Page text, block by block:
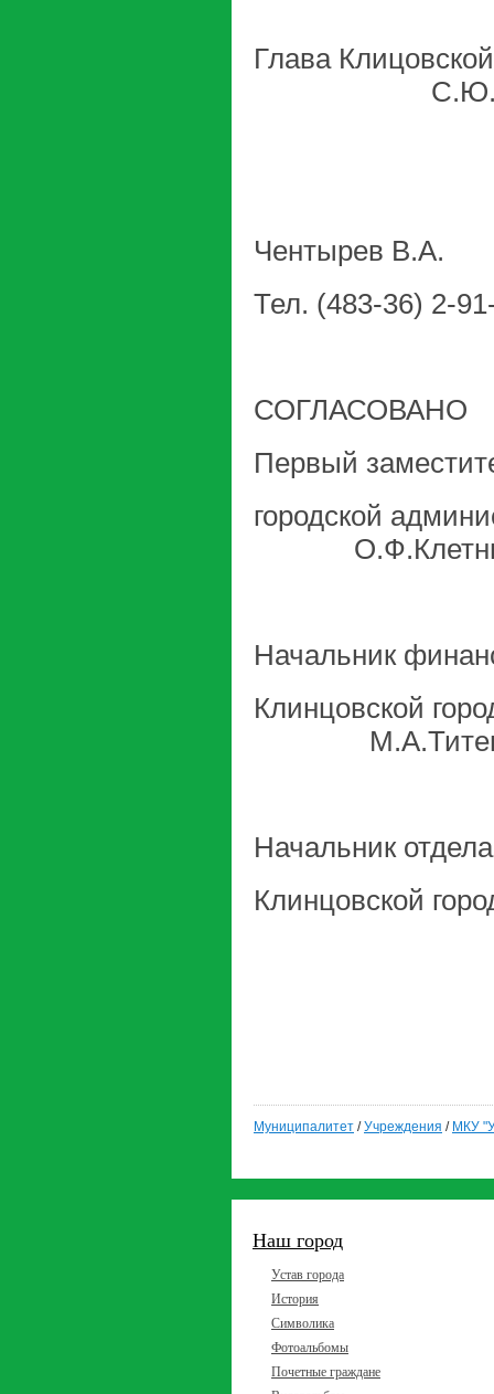
Глава
Чентырев В.А.
Тел. (483-36) 2-
СОГЛАСОВАНО
Первый
Начальник
Начальник
Клинцовской
Муниципалитет /Учреждения / МКУ
Наш город
Устав города
История
Символика
Фотоальбомы
Почетные граждане